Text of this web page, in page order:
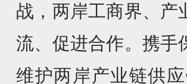
战，两岸工商界、产
流、促进合作。携手
维护两岸产业链供